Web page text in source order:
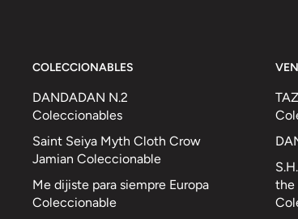
COLECCIONABLES
DANDADAN N.2
Coleccionables
Saint Seiya Myth Cloth Crow
Jamian Coleccionable
Me dijiste para siempre Europa
Coleccionable
the